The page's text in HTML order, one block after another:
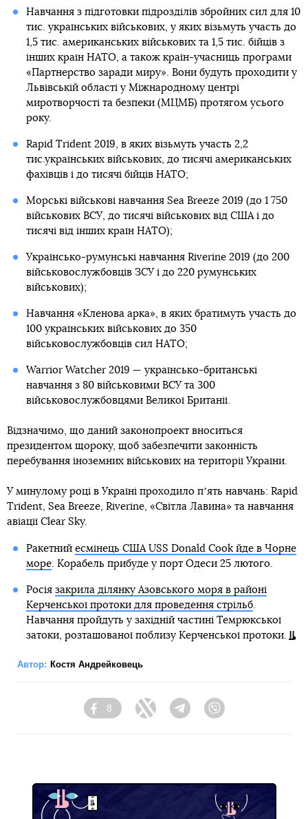
Навчання з підготовки підрозділів збройних сил для 10
тис. українських військових, у яких візьмуть участь до
1,5 тис. американських військових та 1,5 тис. бійців з
інших країн НАТО, а також країн-учасниць програми
«Партнерство заради миру». Вони будуть проходити у
Львівській області у Міжнародному центрі
миротворчості та безпеки (МЦМБ) протягом усього
року.
Rapid Trident 2019, в яких візьмуть участь 2,2
тис.українських військових, до тисячі американських
фахівців і до тисячі бійців НАТО;
Морські військові навчання Sea Breeze 2019 (до 1 750
військових ВСУ, до тисячі військових від США і до
тисячі від інших країн НАТО);
Українсько-румунські навчання Riverine 2019 (до 200
військовослужбовців ЗСУ і до 220 румунських
військових);
Навчання «Кленова арка», в яких братимуть участь до
100 українських військових до 350
військовослужбовців сил НАТО;
Warrior Watcher 2019 — українсько-британські
навчання з 80 військовими ВСУ та 300
військовослужбовцями Великої Британії.
Відзначимо, що даний законопроект вноситься
президентом щороку, щоб забезпечити законність
перебування іноземних військових на території України.
У минулому році в Україні проходило пʼять навчань: Rapid
Trident, Sea Breeze, Riverine, «Світла Лавина» та навчання
авіації Clear Sky.
Ракетний есмінець США USS Donald Cook йде в Чорне
море. Корабель прибуде у порт Одеси 25 лютого.
Росія закрила ділянку Азовського моря в районі
Керченської протоки для проведення стрільб.
Навчання пройдуть у західній частині Темрюкської
затоки, розташованої поблизу Керченської протоки.
Автор: Костя Андрейковець
Facebook
8
Twitter TelegramViber